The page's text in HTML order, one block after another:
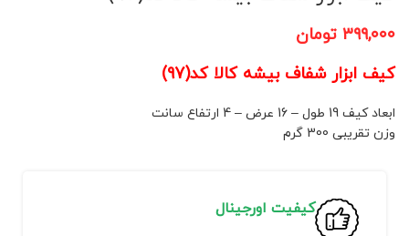
۳۹۹,۰۰۰ تومان
کیف ابزار شفاف بیشه کالا کد(97)
ابعاد کیف 19 طول – 16 عرض – 4 ارتفاع سانت
وزن تقریبی 300 گرم
کیفیت اورجینال